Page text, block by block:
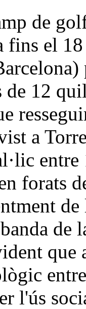
de
fins el
de 12
a
forats
de
que
l'ús